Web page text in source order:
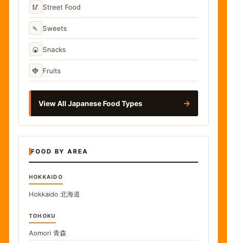
🥢 Street Food
🍡 Sweets
🍘 Snacks
🍓 Fruits
View All Japanese Food Types →
FOOD BY AREA
HOKKAIDO
Hokkaido 北海道
TOHOKU
Aomori 青森